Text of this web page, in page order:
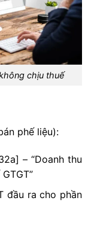
chịu thuế
phế liệu):
– “Doanh thu
đầu ra cho phần